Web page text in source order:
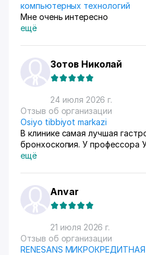
компьютерных технологий
Мне очень интересно
ещё
Зотов Николай
24 июля 2026 г.
Отзыв об организации
Osiyo tibbiyot markazi
В клинике самая лучшая
бронхоскопия. У профессора
Низамовича.
ещё
Anvar
21 июля 2026 г.
Отзыв об организации
RENESANS